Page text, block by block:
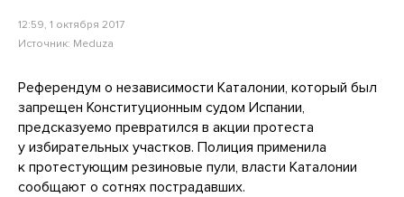
12:59, 1 октября 2017
Источник: Meduza
Референдум о независимости Каталонии, который был
запрещен Конституционным судом Испании,
предсказуемо превратился в акции протеста
у избирательных участков. Полиция применила
к протестующим резиновые пули, власти Каталонии
сообщают о сотнях пострадавших.